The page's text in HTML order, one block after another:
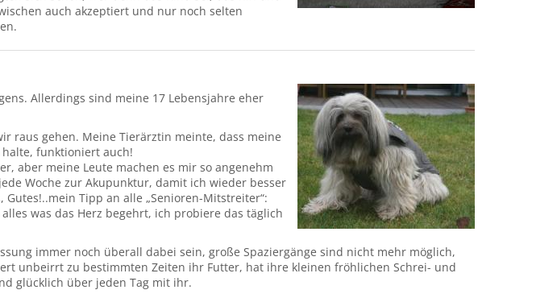
auch akzeptiert und nur noch selten
Allerdings sind meine 17 Lebensjahre eher
raus gehen. Meine Tierärztin meinte, dass meine
funktioniert auch!
aber meine Leute machen es mir so angenehm
Woche zur Akupunktur, damit ich wieder besser
Tipp an alle „Senioren-Mitstreiter“:
was das Herz begehrt, ich probiere das täglich
immer noch überall dabei sein, große Spaziergänge sind nicht mehr möglich,
unbeirrt zu bestimmten Zeiten ihr Futter, hat ihre kleinen fröhlichen Schrei- und
glücklich über jeden Tag mit ihr.